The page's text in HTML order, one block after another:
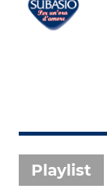
Playlist